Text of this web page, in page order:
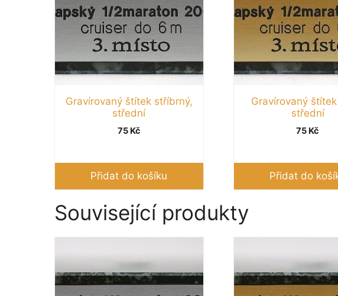
Gravírovaný štítek stříbrný,
střední
75 Kč
Přidat do košíku
Gravírovaný
střední
75 Kč
Přidat do
Související produkty